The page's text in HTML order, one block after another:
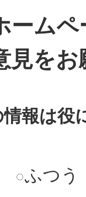
ーム
見を
報は役
ふつう